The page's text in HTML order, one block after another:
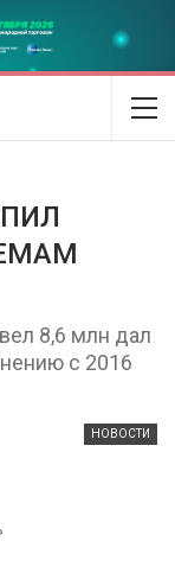
8,6 млн дал
с 2016
НОВОСТИ